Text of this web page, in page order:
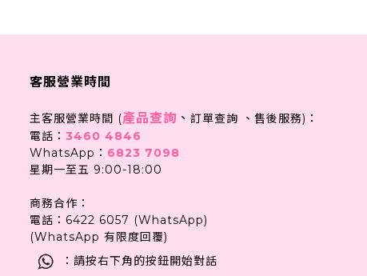
客服營業時間
主客服營業時間 (產品查詢 、 訂單查詢 、售後服務)：
電話： 3460 4846
WhatsApp： 6823 7098
星期一至五 9:00-18:00
商務合作：
電話：6422 6057 (WhatsApp)
(WhatsApp 有限度回覆)
：請按右下角的按鈕開始對話